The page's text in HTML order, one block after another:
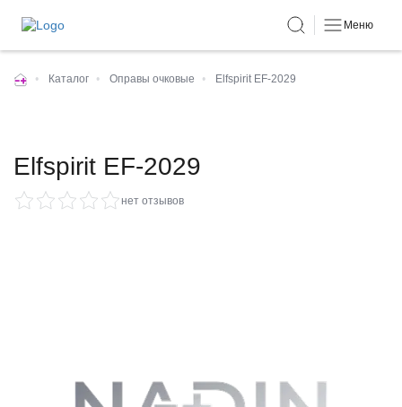
Меню
• Каталог • Оправы очковые • Elfspirit EF-2029
Elfspirit EF-2029
нет отзывов